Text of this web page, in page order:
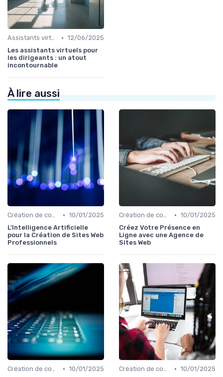
Assistants virtuels • 12/06/2025
Les assistants virtuels pour
les dirigeants : un atout
incontournable
À lire aussi
Création de contenu assistée par IA • 10/01/2025
L'Intelligence Artificielle
pour la Création de Sites Web
Professionnels
Création de contenu assistée par IA • 10/01/2025
Créez Votre Présence en
Ligne avec une Agence de
Sites Web
Création de contenu assistée par IA • 10/01/2025
Création de contenu assistée par IA • 10/01/2025